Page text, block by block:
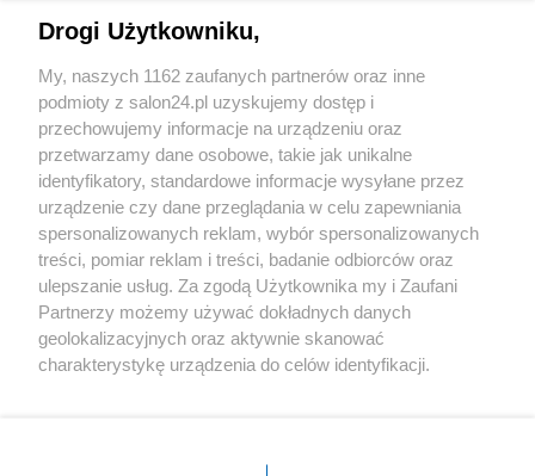
Sport
Społeczeństwo
Kultura
X Facebook Instagram Youtube
Drogi Użytkowniku,
My, naszych 1162 zaufanych partnerów oraz inne
podmioty z salon24.pl uzyskujemy dostęp i
przechowujemy informacje na urządzeniu oraz
przetwarzamy dane osobowe, takie jak unikalne
identyfikatory, standardowe informacje wysyłane przez
urządzenie czy dane przeglądania w celu zapewniania
spersonalizowanych reklam, wybór spersonalizowanych
treści, pomiar reklam i treści, badanie odbiorców oraz
ulepszanie usług. Za zgodą Użytkownika my i Zaufani
Partnerzy możemy używać dokładnych danych
geolokalizacyjnych oraz aktywnie skanować
charakterystykę urządzenia do celów identyfikacji.
zmienić/wycofać klikając przycisk ustawień prywatności